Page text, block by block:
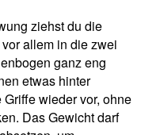
ziehst du die
allem in die zwei
ganz eng
etwas hinter
wieder vor, ohne
Das Gewicht darf